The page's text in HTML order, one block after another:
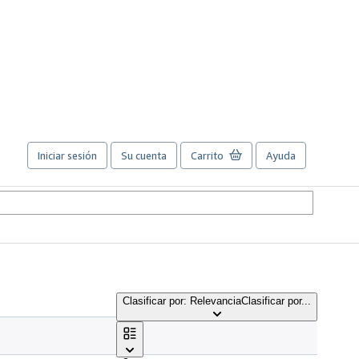
Iniciar sesión Su cuenta Carrito Ayuda
Clasificar por: RelevanciaClasificar por...